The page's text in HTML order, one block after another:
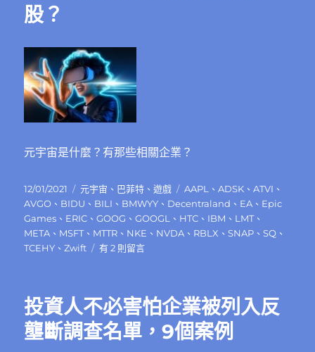
股？
元宇宙是什麼？有那些相關企業？
發
佈
日
期:
12/01/2021
分
類
元宇宙 、 巴菲特 、遊戲
標
籤
AAPL 、ADSK 、ATVI 、
AVGO 、 BIDU 、 BILI 、 BMWYY 、 Decentraland 、 EA 、 Epic
Games 、 ERIC 、GOOG 、GOOGL 、 HTC 、 IBM 、 LMT、
META 、 MSFT、 MTTR 、 NKE 、 NVDA 、 RBLX 、SNAP 、SQ 、
TCEHY 、Zwift
在
是
什
麼？
有 2 則留言
投資人不必害怕企業被列入反
壟斷調查名單，9個案例